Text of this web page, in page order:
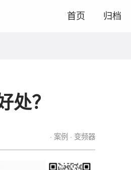
首页 归档
处？
案例 变频器